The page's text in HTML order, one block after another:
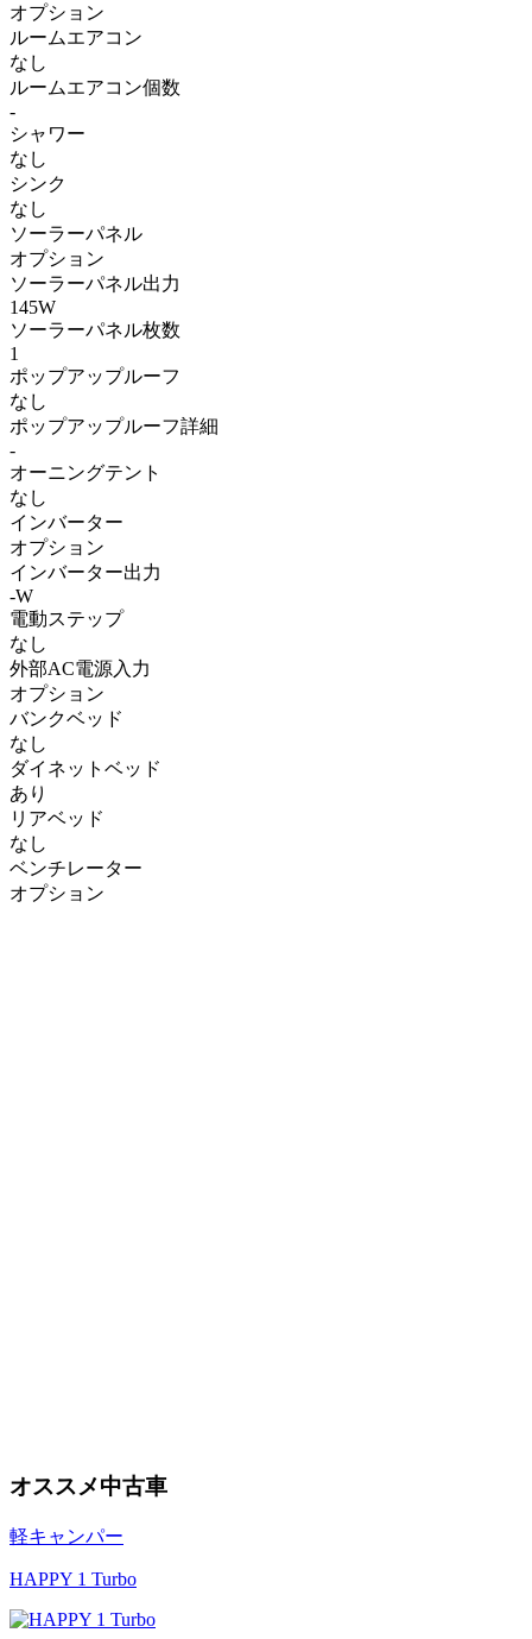
オプション
ルームエアコン
なし
ルームエアコン個数
-
シャワー
なし
シンク
なし
ソーラーパネル
オプション
ソーラーパネル出力
145W
ソーラーパネル枚数
1
ポップアップルーフ
なし
ポップアップルーフ詳細
-
オーニングテント
なし
インバーター
オプション
インバーター出力
-W
電動ステップ
なし
外部AC電源入力
オプション
バンクベッド
なし
ダイネットベッド
あり
リアベッド
なし
ベンチレーター
オプション
オススメ中古車
軽キャンパー
HAPPY 1 Turbo